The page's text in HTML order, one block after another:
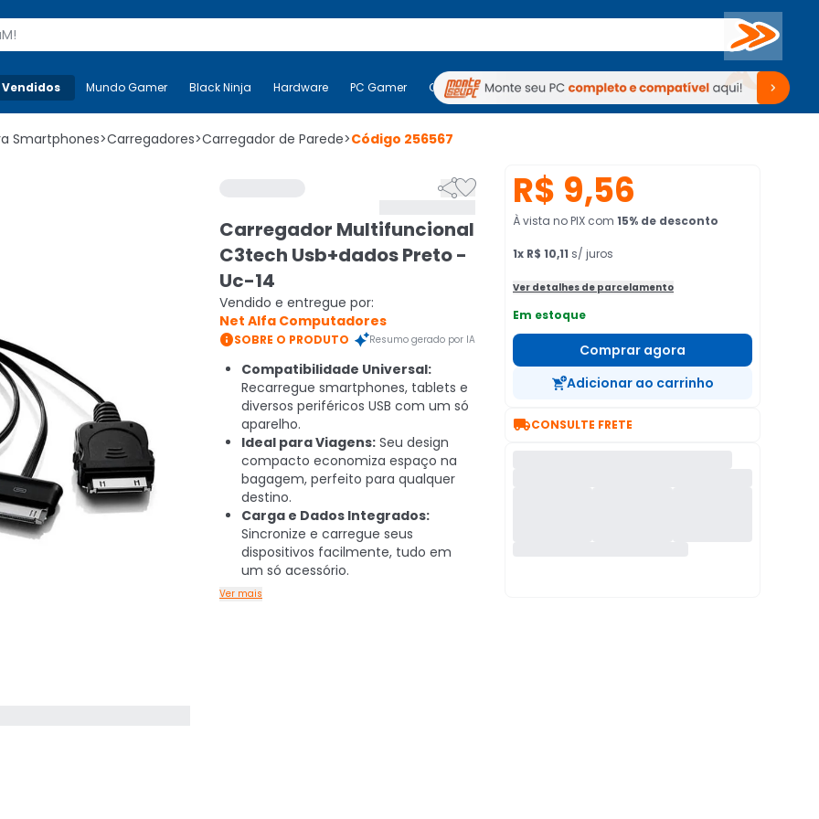
Buscar
Mais-v- Mundo Gamer Black Ninja Hardware PC Gamer Computadores Periféricos TV Venda no KaBuM!
Mundo Gamer Black Ninja Hardware PC Gamer Computadores Periféricos TV Venda no KaBuM!
Smartphones>Carregadores>Carregador de Parede>Código 256567

Carregador Multifuncional
C3tech Usb+dados Preto -
Uc-14
Vendido e entregue por:
Net Alfa Computadores
SOBRE O PRODUTO Resumo gerado por IA
Compatibilidade Universal:
Recarregue smartphones, tablets e
diversos periféricos USB com um só
aparelho.
Ideal para Viagens: Seu design
compacto economiza espaço na
bagagem, perfeito para qualquer
destino.
Carga e Dados Integrados:
Sincronize e carregue seus
dispositivos facilmente, tudo em
um só acessório.
Ver mais
R$ 9,56
À vista no PIX com 15% de desconto
1x R$ 10,11 s/ juros
Ver detalhes de parcelamento
Em estoque
Comprar agora
Adicionar ao carrinho
CONSULTE FRETE